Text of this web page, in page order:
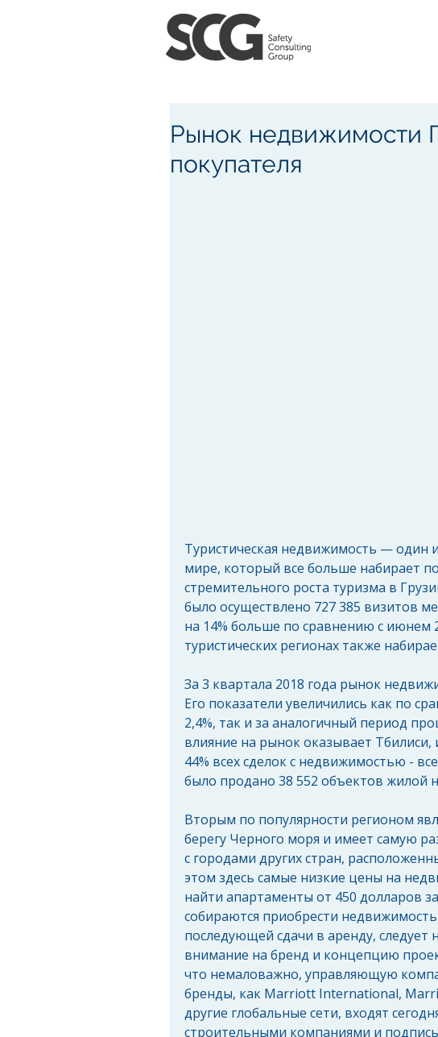
Рынок недвижимости
покупателя
Туристическая недвижимость — один
мире, который все больше набирает
стремительного роста туризма в
было осуществлено 727 385 визитов
на 14% больше по сравнению с июнем
туристических регионах также
За 3 квартала 2018 года рынок
Его показатели увеличились как по
2,4%, так и за аналогичный период
влияние на рынок оказывает
44% всех сделок с недвижимостью -
было продано 38 552 объектов жилой
Вторым по популярности регионом
берегу Черного моря и имеет самую
с городами других стран,
этом здесь самые низкие цены на
найти апартаменты от 450 долларов
собираются приобрести
последующей сдачи в аренду, следует
внимание на бренд и концепцию
что немаловажно, управляющую
бренды, как Marriott International,
другие глобальные сети, входят
строительными компаниями и